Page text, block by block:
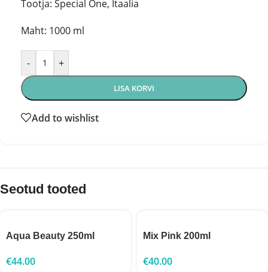
Tootja: Special One, Itaalia
Maht: 1000 ml
- +
LISA KORVI
Add to wishlist
Seotud tooted
Aqua Beauty 250ml
€44.00
Mix Pink 200ml
€40.00